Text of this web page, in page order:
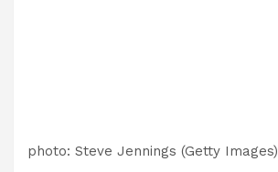
photo: Steve Jennings (Getty Images)